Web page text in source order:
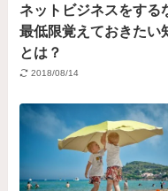
ネットビジネスをする
最低限覚えておきたい
とは？
2018/08/14